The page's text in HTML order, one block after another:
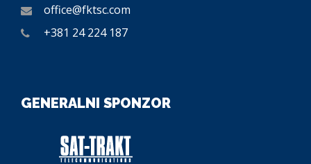
office@fktsc.com
+381 24 224 187
GENERALNI SPONZOR